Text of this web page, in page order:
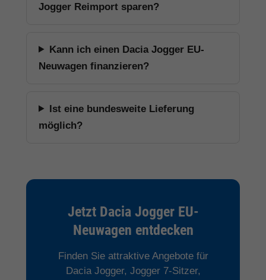
Jogger Reimport sparen?
Kann ich einen Dacia Jogger EU-
Neuwagen finanzieren?
Ist eine bundesweite Lieferung
möglich?
Jetzt Dacia Jogger EU-
Neuwagen entdecken
Finden Sie attraktive Angebote für
Dacia Jogger, Jogger 7-Sitzer,